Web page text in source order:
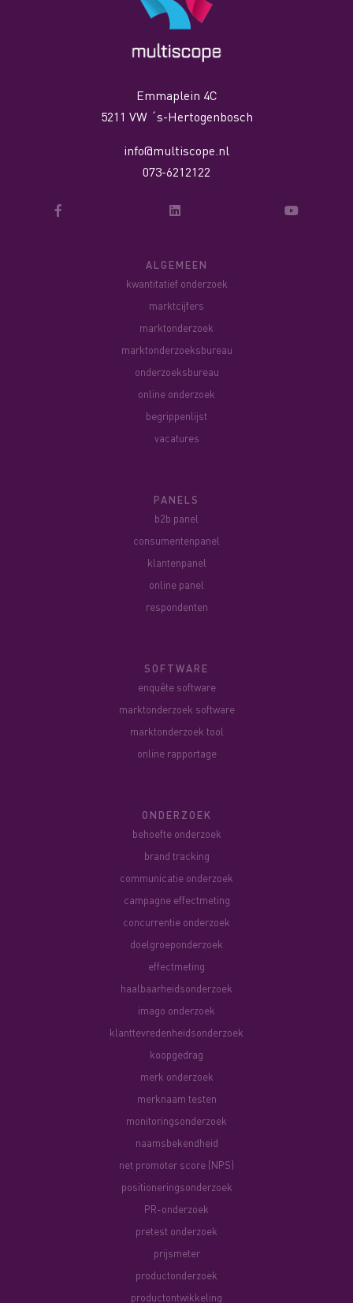
Emmaplein 4C
5211 VW ´s-Hertogenbosch
info@multiscope.nl
073-6212122
ALGEMEEN
kwantitatief onderzoek
marktcijfers
marktonderzoek
marktonderzoeksbureau
onderzoeksbureau
online onderzoek
begrippenlijst
vacatures
PANELS
b2b panel
consumentenpanel
klantenpanel
online panel
respondenten
SOFTWARE
enquête software
marktonderzoek software
marktonderzoek tool
online rapportage
ONDERZOEK
behoefte onderzoek
brand tracking
communicatie onderzoek
campagne effectmeting
concurrentie onderzoek
doelgroeponderzoek
effectmeting
haalbaarheidsonderzoek
imago onderzoek
klanttevredenheidsonderzoek
koopgedrag
merk onderzoek
merknaam testen
monitoringsonderzoek
naamsbekendheid
net promoter score (NPS)
positioneringsonderzoek
PR-onderzoek
pretest onderzoek
prijsmeter
productonderzoek
productontwikkeling